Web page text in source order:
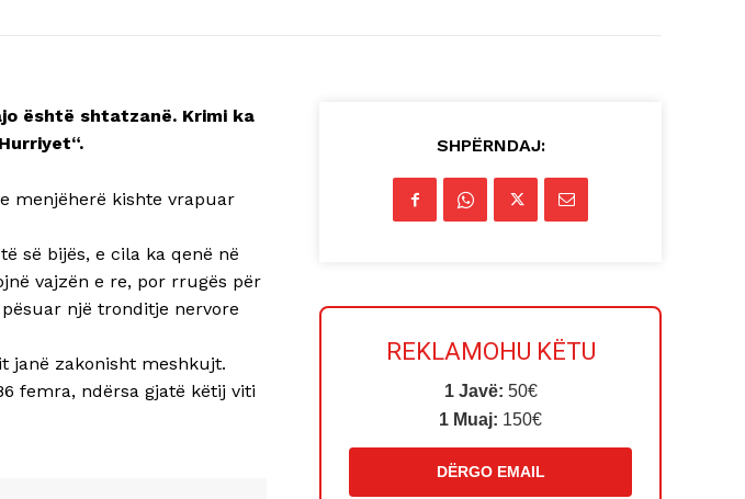
është shtatzanë. Krimi ka
menjëherë kishte vrapuar
së bijës, e cila ka qenë në
vajzën e re, por rrugës për
një tronditje nervore
janë zakonisht meshkujt.
femra, ndërsa gjatë këtij viti
SHPËRNDAJ:
REKLAMOHU KËTU
1 Javë: 50€
1 Muaj: 150€
DËRGO EMAIL